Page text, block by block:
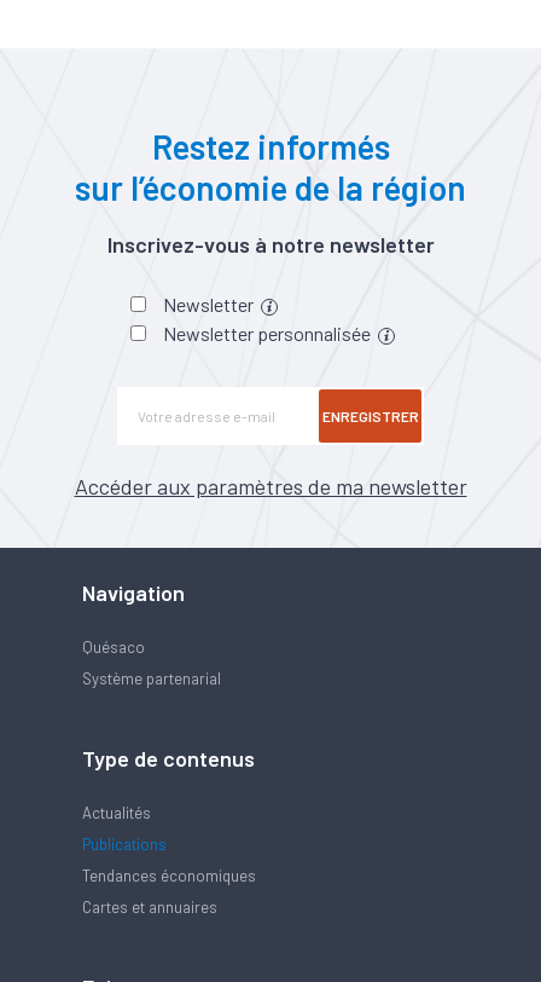
Restez informés
sur l’économie de la région
Inscrivez-vous à notre newsletter
Newsletter
Newsletter personnalisée
ENREGISTRER
Accéder aux paramètres de ma newsletter
Navigation
Quésaco
Système partenarial
Type de contenus
Actualités
Publications
Tendances économiques
Cartes et annuaires